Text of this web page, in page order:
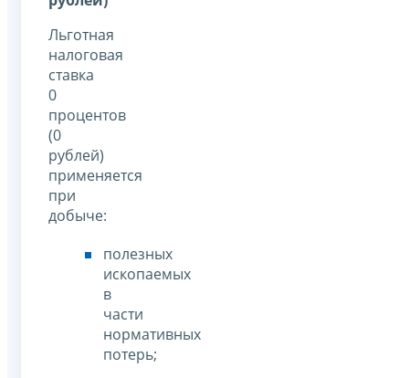
Льготная
налоговая
ставка
0
процентов
(0
рублей)
применяется
при
добыче:
полезных
ископаемых
в
части
нормативных
потерь;